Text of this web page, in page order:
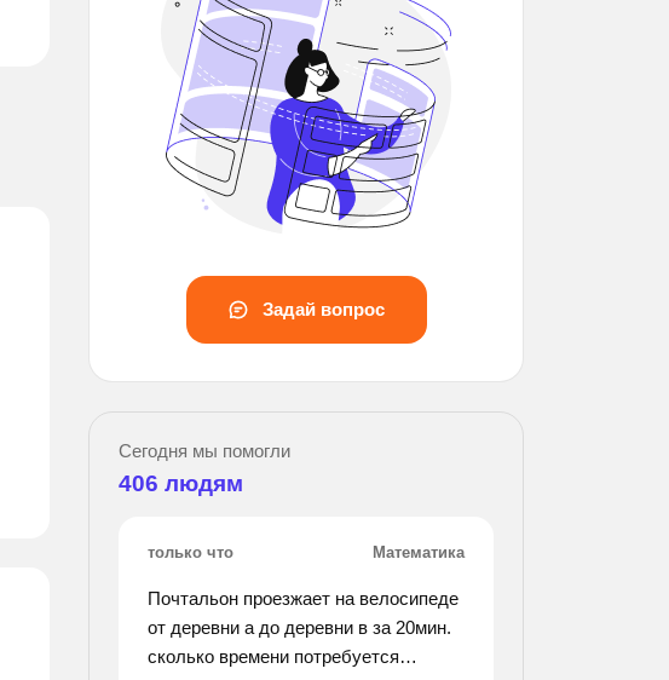
Задай вопрос
Сегодня мы помогли
406 людям
только что Математика
Почтальон проезжает на велосипеде
от деревни а до деревни в за 20мин.
сколько времени потребуется